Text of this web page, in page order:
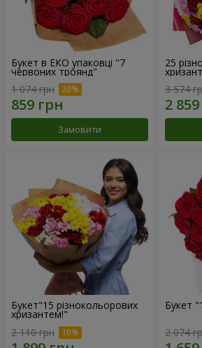
Букет в ЕКО упаковці "7
червоних троянд"
1 074 грн
Замовити
25
3 574
Букет"15 різнокольорових
хризантем!"
2 110 грн
Букет
2 074